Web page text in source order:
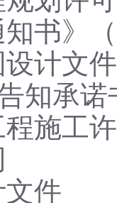
书》
计文
知承
施工
件